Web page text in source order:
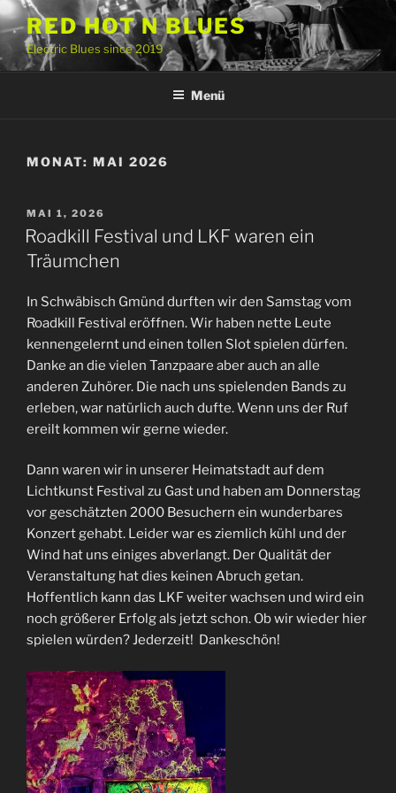
Zum
Inhalt
springen
RED HOT N BLUES
Electric Blues since 2019
Menü
MONAT: MAI 2026
VERÖFFENTLICHT
AM
MAI 1, 2026
Roadkill Festival und LKF waren ein
Träumchen
In Schwäbisch Gmünd durften wir den Samstag vom
Roadkill Festival eröffnen. Wir haben nette Leute
kennengelernt und einen tollen Slot spielen dürfen.
Danke an die vielen Tanzpaare aber auch an alle
anderen Zuhörer. Die nach uns spielenden Bands zu
erleben, war natürlich auch dufte. Wenn uns der Ruf
ereilt kommen wir gerne wieder.
Dann waren wir in unserer Heimatstadt auf dem
Lichtkunst Festival zu Gast und haben am Donnerstag
vor geschätzten 2000 Besuchern ein wunderbares
Konzert gehabt. Leider war es ziemlich kühl und der
Wind hat uns einiges abverlangt. Der Qualität der
Veranstaltung hat dies keinen Abruch getan.
Hoffentlich kann das LKF weiter wachsen und wird ein
noch größerer Erfolg als jetzt schon. Ob wir wieder hier
spielen würden? Jederzeit! Dankeschön!